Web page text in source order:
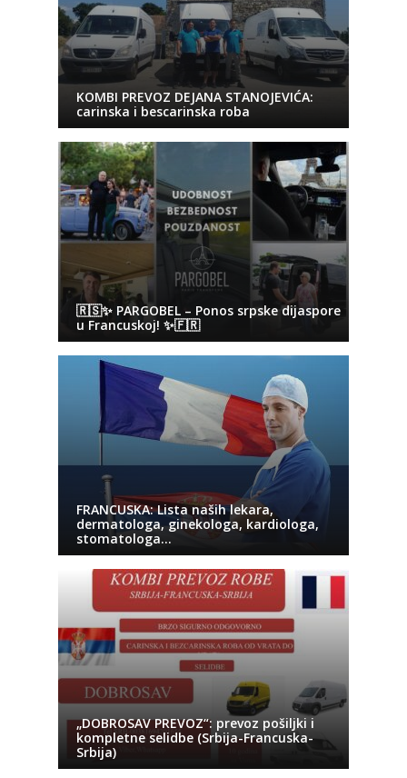
KOMBI PREVOZ DEJANA STANOJEVIĆA:
carinska i bescarinska roba
🇷🇸✨ PARGOBEL – Ponos srpske dijaspore
u Francuskoj! ✨🇫🇷
FRANCUSKA: Lista naših lekara,
dermatologa, ginekologa, kardiologa,
stomatologa…
„DOBROSAV PREVOZ“: prevoz pošiljki i
kompletne selidbe (Srbija-Francuska-
Srbija)